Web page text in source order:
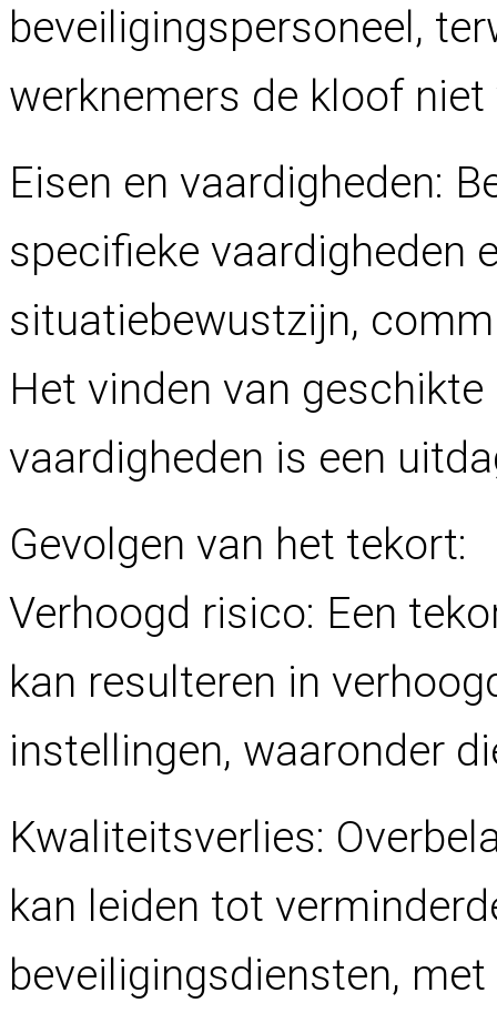
beveiligingspersoneel,
werknemers de kloof
Eisen en vaardigheden:
specifieke vaardigheden
situatiebewustzijn,
Het vinden van
vaardigheden is een
Gevolgen van het tekort:
Verhoogd risico: Een
kan resulteren in
instellingen, waaronder
Kwaliteitsverlies:
kan leiden tot
beveiligingsdiensten,